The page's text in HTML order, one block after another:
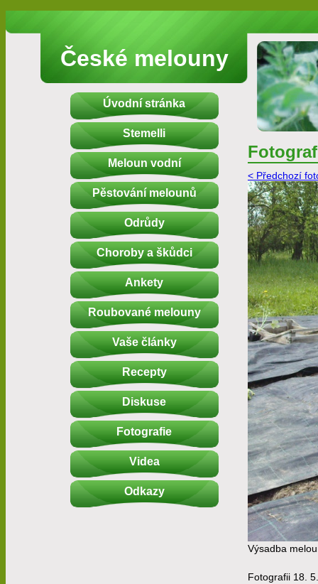
České melouny
Úvodní stránka
Stemelli
Meloun vodní
Pěstování melounů
Odrůdy
Choroby a škůdci
Ankety
Roubované melouny
Vaše články
Recepty
Diskuse
Fotografie
Videa
Odkazy
< Předchozí
Výsadba
Fotografii 18.